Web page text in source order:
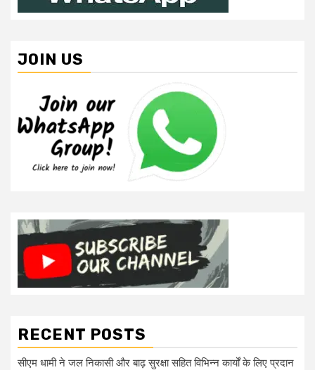
JOIN US
RECENT POSTS
सीएम धामी ने जल निकासी और बाढ़ सुरक्षा सहित विभिन्न कार्यों के लिए प्रदान